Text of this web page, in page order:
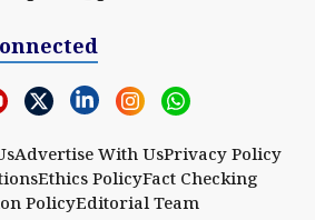
6, 2026
8910175874